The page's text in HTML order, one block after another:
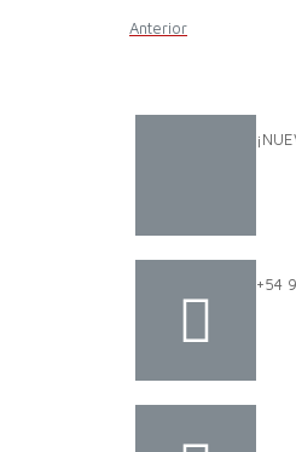
Anterior
+54